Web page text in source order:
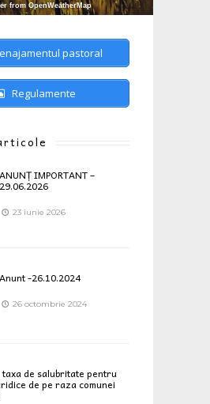
from OpenWeatherMap
pastoral
Regulamente
ANUNȚ IMPORTANT –
29.06.2026
23 iunie 2026
Anunt -26.10.2024
26 octombrie 2024
de salubritate pentru
de pe raza comunei